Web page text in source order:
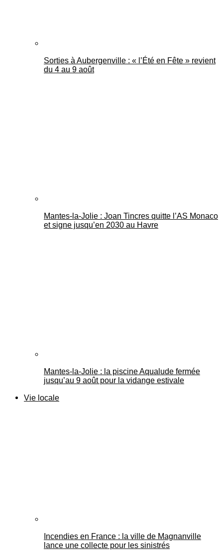
Sorties à Aubergenville : « l’Été en Fête » revient
du 4 au 9 août
Mantes-la-Jolie : Joan Tincres quitte l’AS Monaco
et signe jusqu’en 2030 au Havre
Mantes-la-Jolie : la piscine Aqualude fermée
jusqu’au 9 août pour la vidange estivale
Vie locale
Incendies en France : la ville de Magnanville
lance une collecte pour les sinistrés